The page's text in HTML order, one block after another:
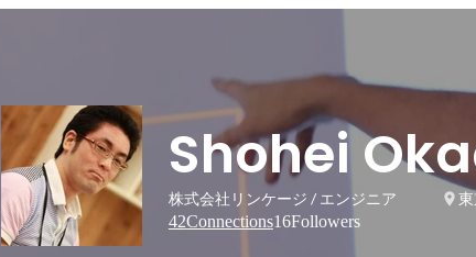
Shohei
株式会社リンケージ / エンジニア
42Connections16Followers